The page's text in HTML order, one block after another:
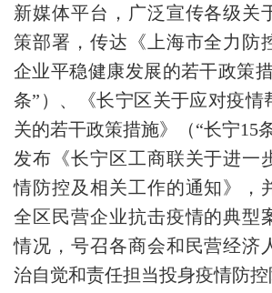
新媒体平台，广泛宣传各级关
策部署，传达《上海市全力防
企业平稳健康发展的若干政策
条”）、《长宁区关于应对疫情
关的若干政策措施》（“长宁15
发布《长宁区工商联关于进一
情防控及相关工作的通知》，
全区民营企业抗击疫情的典型
情况，号召各商会和民营经济
治自觉和责任担当投身疫情防控